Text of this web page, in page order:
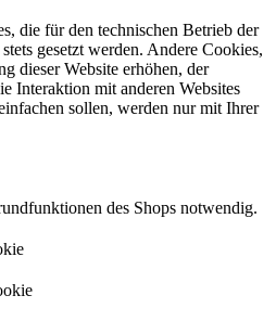
die für den technischen Betrieb der
gesetzt werden. Andere Cookies,
dieser Website erhöhen, der
Interaktion mit anderen Websites
sollen, werden nur mit Ihrer
des Shops notwendig.